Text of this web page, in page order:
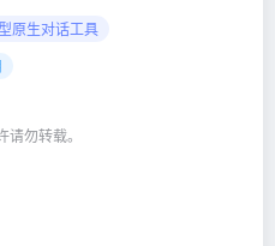
原生对话工具
勿转载。